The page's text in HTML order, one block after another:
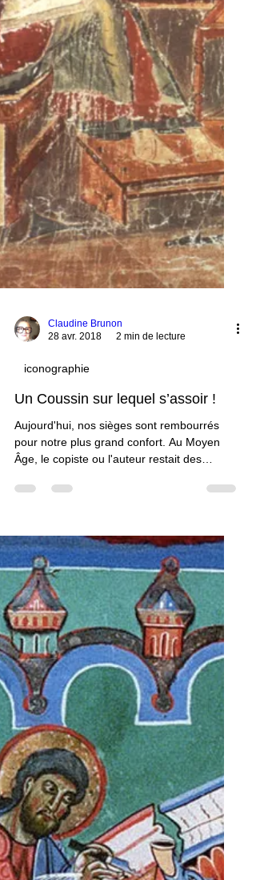
28 avr. 2018
iconographie
Un Coussin sur lequel s’assoir !
Aujourd'hui, nos sièges sont rembourrés
Âge, le copiste ou l'auteur restait des
assise. Cela, les enlumineurs ne le peignent
pas systématiquement. Voici quelques
exemples selon le type de siège associé et
lorsque que…